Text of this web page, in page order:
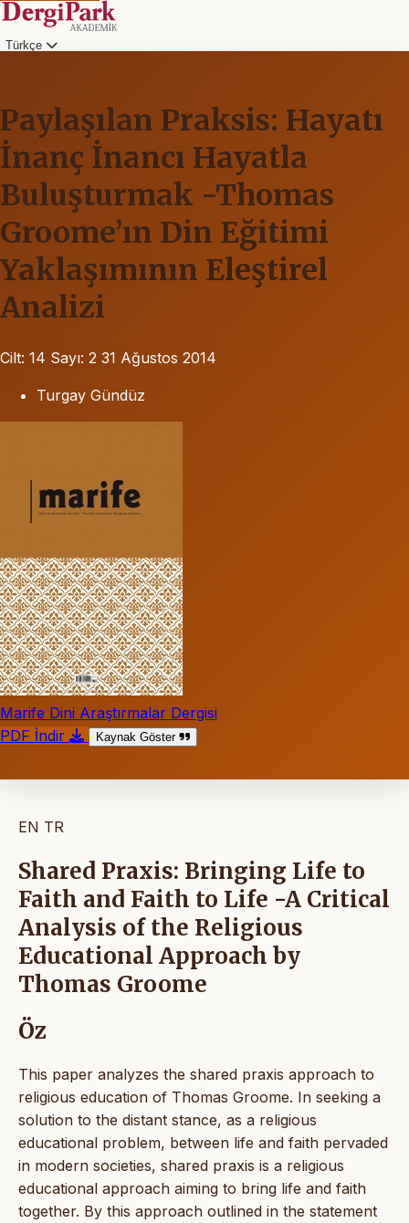
Türkçe
Paylaşılan Praksis: Hayatı
İnanç İnancı Hayatla
Buluşturmak -Thomas
Groome’ın Din Eğitimi
Yaklaşımının Eleştirel
Analizi
Cilt: 14 Sayı: 2 31 Ağustos 2014
Turgay Gündüz
Marife Dini Araştırmalar Dergisi
PDF İndir
Kaynak Göster
EN TR
Shared Praxis: Bringing Life to
Faith and Faith to Life -A Critical
Analysis of the Religious
Educational Approach by
Thomas Groome
Öz
This paper analyzes the shared praxis approach to
religious education of Thomas Groome. In seeking a
solution to the distant stance, as a religious
educational problem, between life and faith pervaded
in modern societies, shared praxis is a religious
educational approach aiming to bring life and faith
together. By this approach outlined in the statement